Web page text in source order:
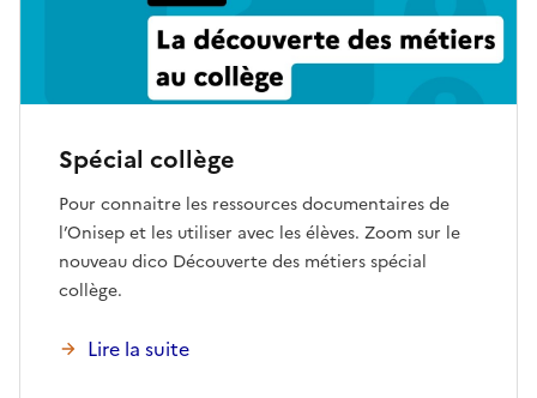
Spécial collège
Pour connaitre les ressources documentaires de
l’Onisep et les utiliser avec les élèves. Zoom sur le
nouveau dico Découverte des métiers spécial
collège.
Lire la suite